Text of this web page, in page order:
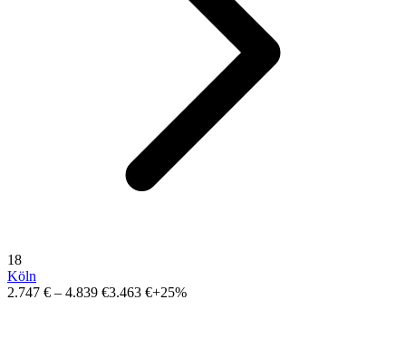
18
Köln
2.747 € – 4.839 €3.463 €+25%